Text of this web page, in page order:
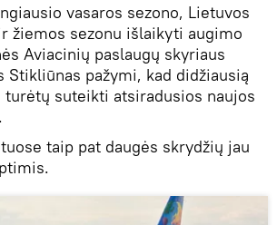
vasaros sezono, Lietuvos
žiemos sezonu išlaikyti augimo
Aviacinių paslaugų skyriaus
Stikliūnas pažymi, kad didžiausią
suteikti atsiradusios naujos
taip pat daugės skrydžių jau